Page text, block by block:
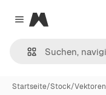
Close menu
Magnific
Startseite/Stock/Vektoren